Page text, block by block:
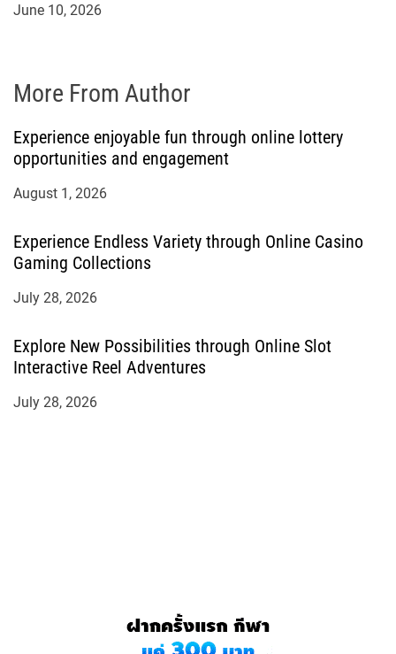
June 10, 2026
More From Author
Experience enjoyable fun through online lottery
opportunities and engagement
August 1, 2026
Experience Endless Variety through Online Casino
Gaming Collections
July 28, 2026
Explore New Possibilities through Online Slot
Interactive Reel Adventures
July 28, 2026